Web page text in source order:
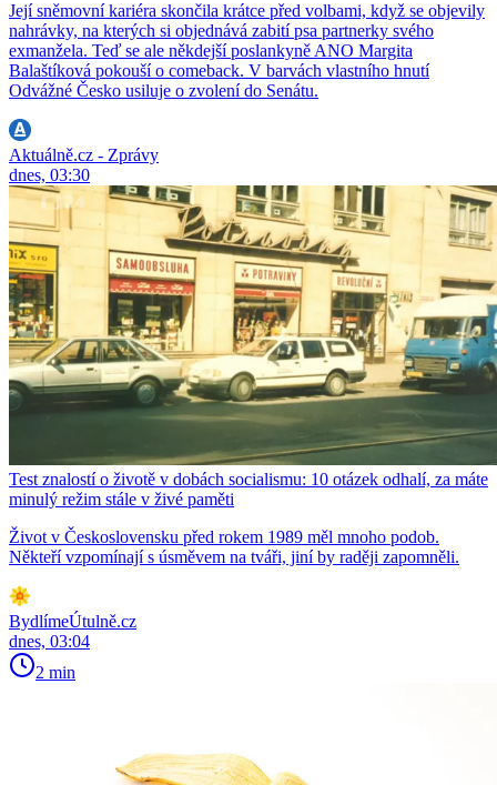
Její sněmovní kariéra skončila krátce před volbami, když se objevily
nahrávky, na kterých si objednává zabití psa partnerky svého
exmanžela. Teď se ale někdejší poslankyně ANO Margita
Balaštíková pokouší o comeback. V barvách vlastního hnutí
Odvážné Česko usiluje o zvolení do Senátu.
Aktuálně.cz - Zprávy
dnes, 03:30
Test znalostí o životě v dobách socialismu: 10 otázek odhalí, za máte
minulý režim stále v živé paměti
Život v Československu před rokem 1989 měl mnoho podob.
Někteří vzpomínají s úsměvem na tváři, jiní by raději zapomněli.
BydlímeÚtulně.cz
dnes, 03:04
2 min